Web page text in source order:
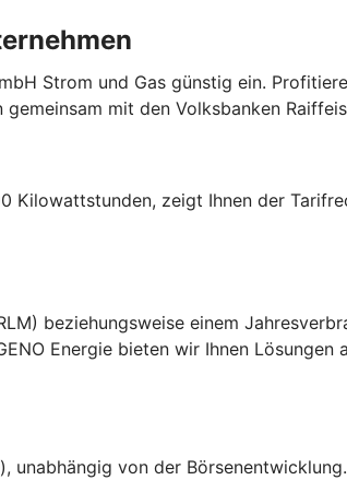
Strom und Gas günstig ein.
mit den Volksbanken
Kilowattstunden, zeigt Ihnen der
beziehungsweise einem
Energie bieten wir Ihnen
von der